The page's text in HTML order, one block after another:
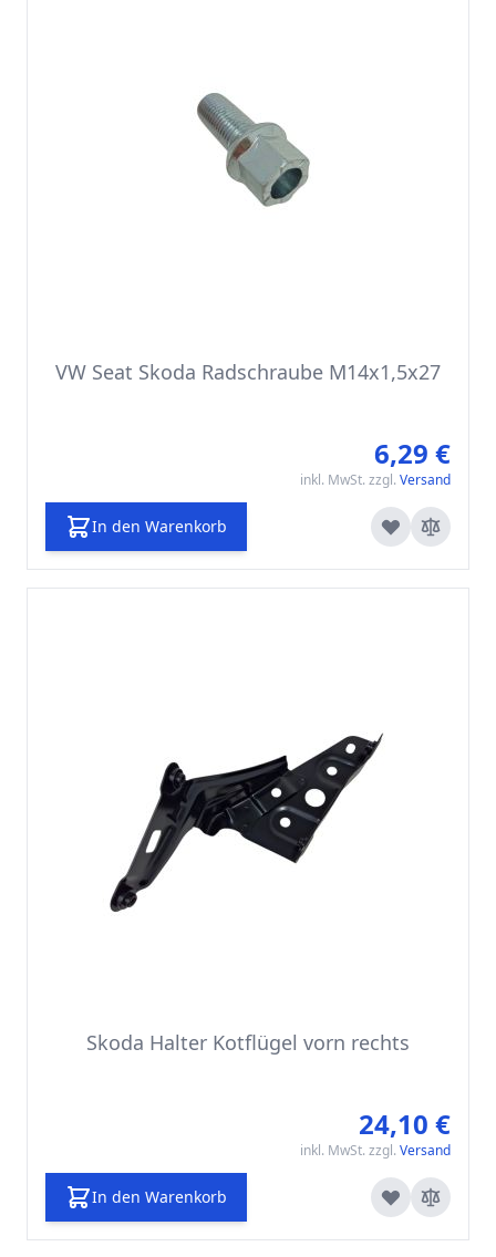
VW Seat Skoda Radschraube M14x1,5x27
6,29 €
inkl. MwSt. zzgl. Versand
In den Warenkorb
Skoda Halter Kotflügel vorn rechts
24,10 €
inkl. MwSt. zzgl. Versand
In den Warenkorb